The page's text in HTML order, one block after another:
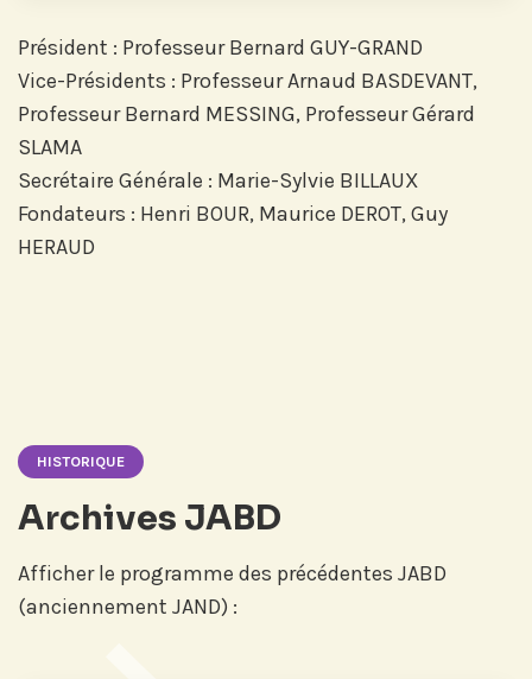
Président : Professeur Bernard GUY-GRAND
Vice-Présidents : Professeur Arnaud BASDEVANT,
Professeur Bernard MESSING, Professeur Gérard
SLAMA
Secrétaire Générale : Marie-Sylvie BILLAUX
Fondateurs : Henri BOUR, Maurice DEROT, Guy
HERAUD
HISTORIQUE
Archives JABD
Afficher le programme des précédentes JABD
(anciennement JAND) :
événements et les avancées de
l'Institut.
Abonnez-vous sur LinkedIn
Journée annuelle
Prix Projets de Recherche